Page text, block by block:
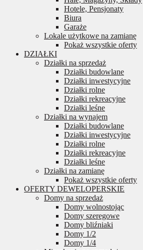
Hotele, Pensjonaty
Biura
Garaże
Lokale użytkowe na zamianę
Pokaż wszystkie oferty
DZIAŁKI
Działki na sprzedaż
Działki budowlane
Działki inwestycyjne
Działki rolne
Działki rekreacyjne
Działki leśne
Działki na wynajem
Działki budowlane
Działki inwestycyjne
Działki rolne
Działki rekreacyjne
Działki leśne
Działki na zamianę
Pokaż wszystkie oferty
OFERTY DEWELOPERSKIE
Domy na sprzedaż
Domy wolnostojąc
Domy szeregowe
Domy bliźniaki
Domy 1/2
Domy 1/4